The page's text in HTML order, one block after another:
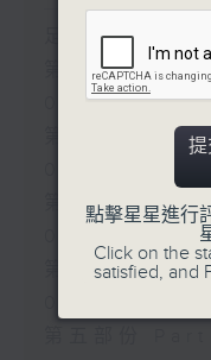
足本 Full
第一部份
02:00)
第二部份
第三部份
第四部份
提
點擊星星進行
Click on the
satisfied, and